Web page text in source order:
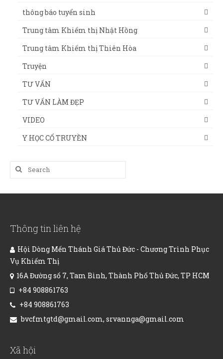
thông báo tuyển sinh
Trung tâm Khiếm thị Nhật Hồng
Trung tâm Khiếm thị Thiên Hòa
Truyện
TƯ VẤN
TƯ VẤN LÀM ĐẸP
VIDEO
Y HỌC CỔ TRUYỀN
Search
for:
Thông tin liên hệ
Hội Dòng Mến Thánh Giá Thủ Đức - Chương Trình Phục
Vụ Khiếm Thị
16A Đường số 7, Tam Bình, Thành Phố Thủ Đức, TP HCM
+84 908861763
+84 908861763
bvcfmtgtd@gmail.com, srvannga@gmail.com
Xã hội